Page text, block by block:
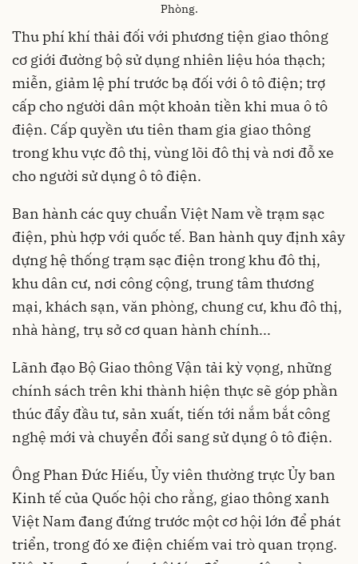
Phòng.
Thu phí khí thải đối với phương tiện giao thông
cơ giới đường bộ sử dụng nhiên liệu hóa thạch;
miễn, giảm lệ phí trước bạ đối với ô tô điện; trợ
cấp cho người dân một khoản tiền khi mua ô tô
điện. Cấp quyền ưu tiên tham gia giao thông
trong khu vực đô thị, vùng lõi đô thị và nơi đỗ xe
cho người sử dụng ô tô điện.
Ban hành các quy chuẩn Việt Nam về trạm sạc
điện, phù hợp với quốc tế. Ban hành quy định xây
dựng hệ thống trạm sạc điện trong khu đô thị,
khu dân cư, nơi công cộng, trung tâm thương
mại, khách sạn, văn phòng, chung cư, khu đô thị,
nhà hàng, trụ sở cơ quan hành chính...
Lãnh đạo Bộ Giao thông Vận tải kỳ vọng, những
chính sách trên khi thành hiện thực sẽ góp phần
thúc đẩy đầu tư, sản xuất, tiến tới nắm bắt công
nghệ mới và chuyển đổi sang sử dụng ô tô điện.
Ông Phan Đức Hiếu, Ủy viên thường trực Ủy ban
Kinh tế của Quốc hội cho rằng, giao thông xanh
Việt Nam đang đứng trước một cơ hội lớn để phát
triển, trong đó xe điện chiếm vai trò quan trọng.